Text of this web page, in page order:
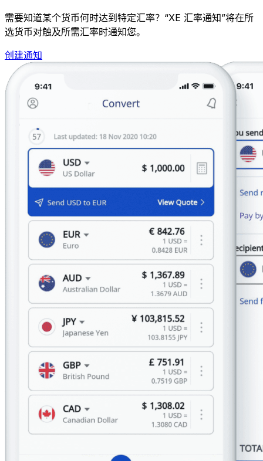
需要知道某个货币何时达到特定汇率？“XE 汇率通知”将在所
选货币对触及所需汇率时通知您。
创建通知